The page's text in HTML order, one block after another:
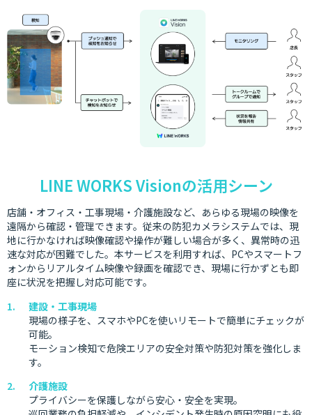
LINE WORKS Visionの活用シーン
店舗・オフィス・工事現場・介護施設など、あらゆる現場の映像を
遠隔から確認・管理できます。従来の防犯カメラシステムでは、現
地に行かなければ映像確認や操作が難しい場合が多く、異常時の迅
速な対応が困難でした。本サービスを利用すれば、PCやスマートフ
ォンからリアルタイム映像や録画を確認でき、現場に行かずとも即
座に状況を把握し対応可能です。
建設・工事現場
現場の様子を、スマホやPCを使いリモートで簡単にチェックが
可能。
モーション検知で危険エリアの安全対策や防犯対策を強化しま
す。
介護施設
プライバシーを保護しながら安心・安全を実現。